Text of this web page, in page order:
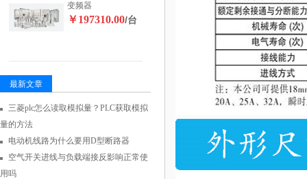
变频器
￥197310.00/台
最新文章
三菱plc怎么读取模拟量？PLC获取模拟
量的方法
电动机线路为什么要用D型断路器
空气开关进线与负载端接反影响正常使
用吗